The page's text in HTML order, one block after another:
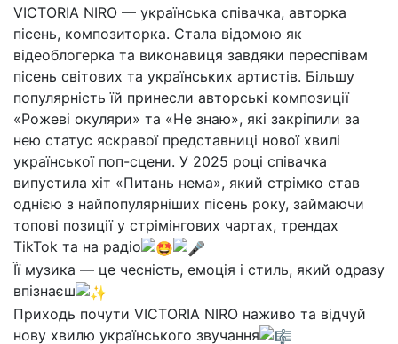
VICTORIA NIRO — українська співачка, авторка
пісень, композиторка. Стала відомою як
відеоблогерка та виконавиця завдяки переспівам
пісень світових та українських артистів. Більшу
популярність їй принесли авторські композиції
«Рожеві окуляри» та «Не знаю», які закріпили за
нею статус яскравої представниці нової хвилі
української поп-сцени. У 2025 році співачка
випустила хіт «Питань нема», який стрімко став
однією з найпопулярніших пісень року, займаючи
топові позиції у стрімінгових чартах, трендах
TikTok та на радіо
Її музика — це чесність, емоція і стиль, який одразу
впізнаєш
Приходь почути VICTORIA NIRO наживо та відчуй
нову хвилю українського звучання